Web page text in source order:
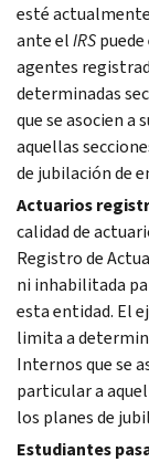
esté
ante elIRS
agentes
determinadas
que se asocien a
aquellas
de jubilación de
Actuarios
calidad de
Registro de
ni inhabilitada
esta entidad. El
limita a
Internos que se
particular a
los planes de
Estudiantes